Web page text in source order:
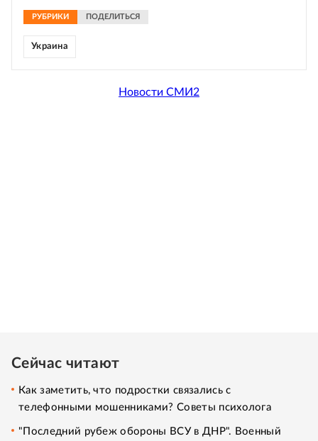
РУБРИКИ ПОДЕЛИТЬСЯ
Украина
Новости СМИ2
Сейчас читают
Как заметить, что подростки связались с
телефонными мошенниками? Советы психолога
"Последний рубеж обороны ВСУ в ДНР". Военный